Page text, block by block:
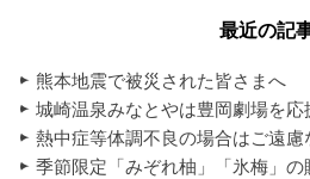
最近の記
熊本地震で被災された皆さまへ
城崎温泉みなとやは豊岡劇場を応
熱中症等体調不良の場合はご遠慮
季節限定「みぞれ柚」「氷梅」